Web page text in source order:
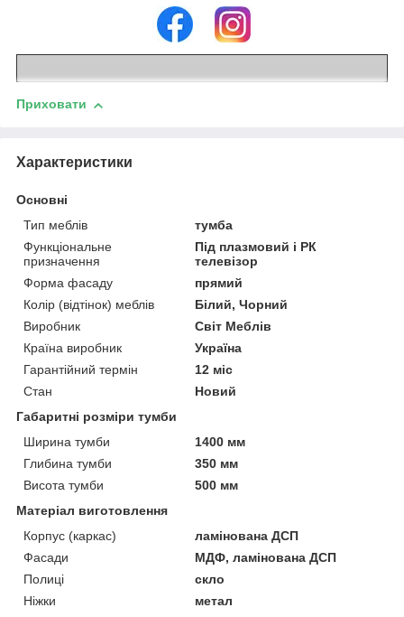
Приховати
Характеристики
Основні
Тип меблів
тумба
Функціональне
призначення
Під плазмовий і РК
телевізор
Форма фасаду
прямий
Колір (відтінок) меблів
Білий, Чорний
Виробник
Світ Меблів
Країна виробник
Україна
Гарантійний термін
12 міс
Стан
Новий
Габаритні розміри тумби
Ширина тумби
1400 мм
Глибина тумби
350 мм
Висота тумби
500 мм
Матеріал виготовлення
Корпус (каркас)
ламінована ДСП
Фасади
МДФ, ламінована ДСП
Полиці
скло
Ніжки
метал